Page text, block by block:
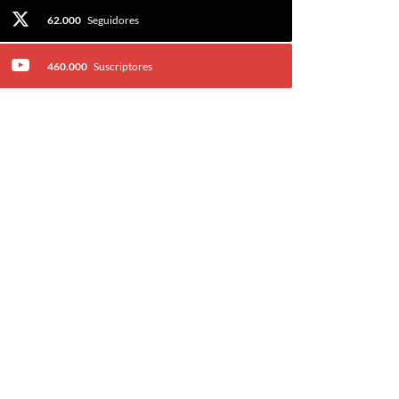
62.000 Seguidores
460.000 Suscriptores